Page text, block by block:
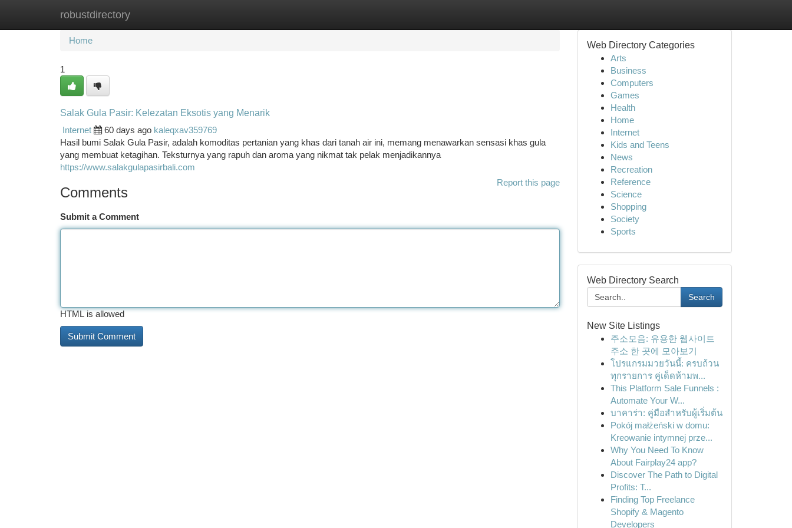
robustdirectory
Home New Site Listings
Home
1
Salak Gula Pasir: Kelezatan Eksotis yang Menarik
Internet
60 days ago kaleqxav359769
Hasil bumi Salak Gula Pasir, adalah komoditas pertanian yang khas dari tanah air ini, memang menawarkan sensasi khas gula
yang membuat ketagihan. Teksturnya yang rapuh dan aroma yang nikmat tak pelak menjadikannya
https://www.salakgulapasirbali.com
Report this page
Comments
Submit a Comment
HTML is allowed
Web Directory Categories
Arts
Business
Computers
Games
Health
Home
Internet
Kids and Teens
News
Recreation
Reference
Science
Shopping
Society
Sports
Web Directory Search
Search
New Site Listings
주소모음: 유용한 웹사이트
주소 한 곳에 모아보기
โปรแกรมมวยวันนี้: ครบถ้วน
ทุกรายการ คู่เด็ดห้ามพ...
This Platform Sale Funnels :
Automate Your W...
บาคาร่า: คู่มือสำหรับผู้เริ่มต้น
Pokój małżeński w domu:
Kreowanie intymnej prze...
Why You Need To Know
About Fairplay24 app?
Discover The Path to Digital
Profits: T...
Finding Top Freelance
Shopify & Magento
Developers